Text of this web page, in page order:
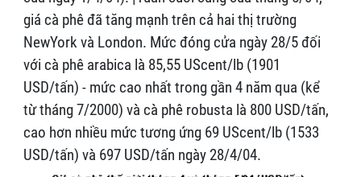
giá cà phê đã tăng mạnh trên cả hai thị trường
NewYork và London. Mức đóng cửa ngày 28/5 đối
với cà phê arabica là 85,55 UScent/lb (1901
USD/tấn) - mức cao nhất trong gần 4 năm qua (kể
từ tháng 7/2000) và cà phê robusta là 800 USD/tấn,
cao hơn nhiều mức tương ứng 69 UScent/lb (1533
USD/tấn) và 697 USD/tấn ngày 28/4/04.